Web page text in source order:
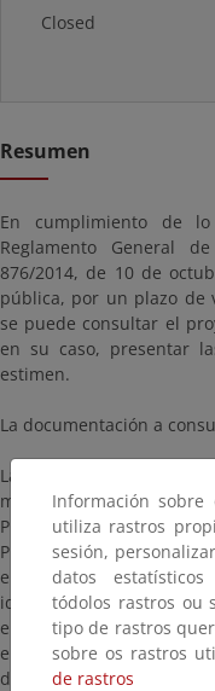
Closed
Resumen
En cumplimiento de
Reglamento General
876/2014, de 10 de
pública, por un plazo de
se puede consultar el
en su caso, presentar
estimen.
La documentación a
Las alegaciones y
mecanismos
Procedimiento
Públicas, dirigidas a la
en la C/ Barroeta
identificación:
en este anuncio. En
electrónicos en vigor,
Información
utiliza rastros
sesión,
datos
tódolos rastros ou
tipo de rastros
sobre os rastros
de rastros